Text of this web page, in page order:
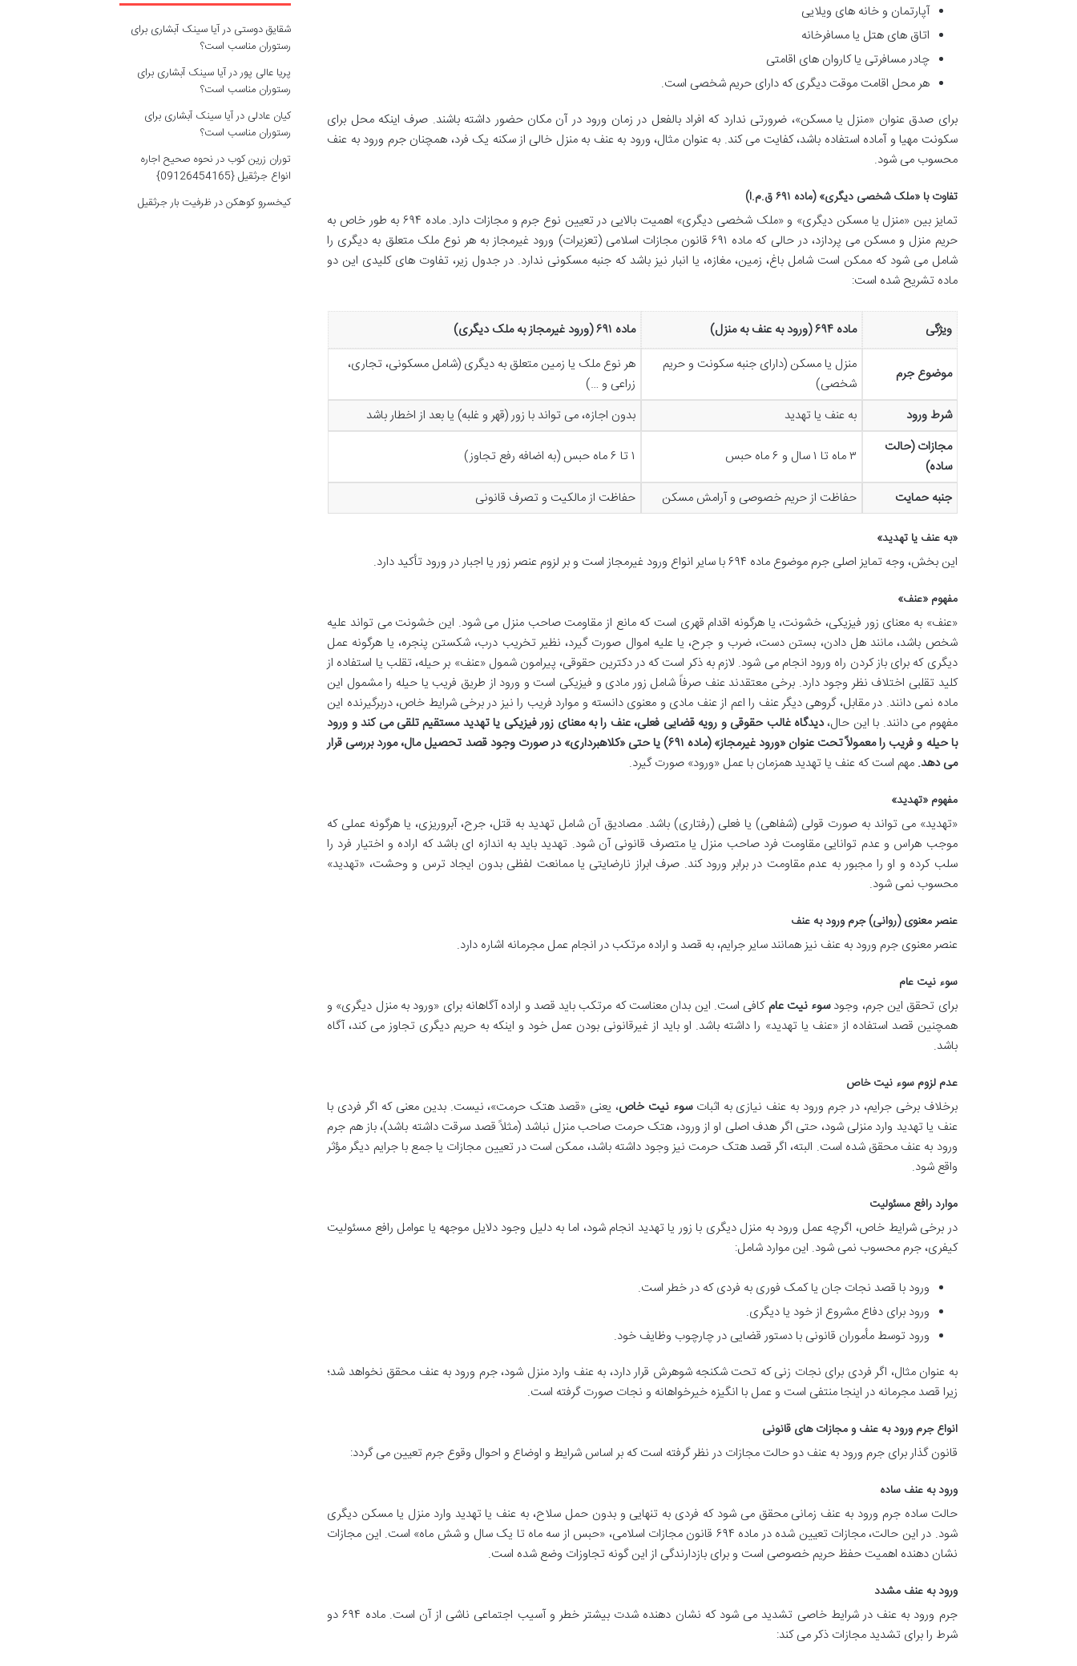
آپارتمان و خانه های ویلایی
اتاق های هتل یا مسافرخانه
چادر مسافرتی یا کاروان های اقامتی
هر محل اقامت موقت دیگری که دارای حریم شخصی است.
برای صدق عنوان «منزل یا مسکن»، ضرورتی ندارد که افراد بالفعل در زمان ورود در آن مکان حضور داشته باشند. صرف اینکه محل برای
سکونت مهیا و آماده استفاده باشد، کفایت می کند. به عنوان مثال، ورود به عنف به منزل خالی از سکنه یک فرد، همچنان جرم ورود به عنف
محسوب می شود.
تفاوت با «ملک شخصی دیگری» (ماده ۶۹۱ ق.م.ا)
تمایز بین «منزل یا مسکن دیگری» و «ملک شخصی دیگری» اهمیت بالایی در تعیین نوع جرم و مجازات دارد. ماده ۶۹۴ به طور خاص به
حریم منزل و مسکن می پردازد، در حالی که ماده ۶۹۱ قانون مجازات اسلامی (تعزیرات) ورود غیرمجاز به هر نوع ملک متعلق به دیگری را
شامل می شود که ممکن است شامل باغ، زمین، مغازه، یا انبار نیز باشد که جنبه مسکونی ندارد. در جدول زیر، تفاوت های کلیدی این دو
ماده تشریح شده است:
ویژگی ماده ۶۹۴ (ورود به عنف به منزل) ماده ۶۹۱ (ورود غیرمجاز به ملک دیگری)
موضوع جرم
منزل یا مسکن (دارای جنبه سکونت و حریم
شخصی)
هر نوع ملک یا زمین متعلق به دیگری (شامل مسکونی، تجاری،
زراعی و …)
شرط ورود
به عنف یا تهدید
بدون اجازه، می تواند با زور (قهر و غلبه) یا بعد از اخطار باشد
مجازات (حالت
ساده)
۳ ماه تا ۱ سال و ۶ ماه حبس ۱ تا ۶ ماه حبس (به اضافه رفع تجاوز)
جنبه حمایت حفاظت از حریم خصوصی و آرامش مسکن حفاظت از مالکیت و تصرف قانونی
«به عنف یا تهدید»
این بخش، وجه تمایز اصلی جرم موضوع ماده ۶۹۴ با سایر انواع ورود غیرمجاز است و بر لزوم عنصر زور یا اجبار در ورود تأکید دارد.
مفهوم «عنف»
«عنف» به معنای زور فیزیکی، خشونت، یا هرگونه اقدام قهری است که مانع از مقاومت صاحب منزل می شود. این خشونت می تواند علیه
شخص باشد، مانند هل دادن، بستن دست، ضرب و جرح، یا علیه اموال صورت گیرد، نظیر تخریب درب، شکستن پنجره، یا هرگونه عمل
دیگری که برای باز کردن راه ورود انجام می شود. لازم به ذکر است که در دکترین حقوقی، پیرامون شمول «عنف» بر حیله، تقلب یا استفاده از
کلید تقلبی اختلاف نظر وجود دارد. برخی معتقدند عنف صرفاً شامل زور مادی و فیزیکی است و ورود از طریق فریب یا حیله را مشمول این
ماده نمی دانند. در مقابل، گروهی دیگر عنف را اعم از عنف مادی و معنوی دانسته و موارد فریب را نیز در برخی شرایط خاص، دربرگیرنده این
مفهوم می دانند. با این حال،دیدگاه غالب حقوقی و رویه قضایی فعلی، عنف را به معنای زور فیزیکی یا تهدید مستقیم تلقی می کند و ورود
با حیله و فریب را معمولاً تحت عنوان «ورود غیرمجاز» (ماده ۶۹۱) یا حتی «کلاهبرداری» در صورت وجود قصد تحصیل مال، مورد بررسی قرار
می دهد. مهم است که عنف یا تهدید همزمان با عمل «ورود» صورت گیرد.
مفهوم «تهدید»
«تهدید» می تواند به صورت قولی (شفاهی) یا فعلی (رفتاری) باشد. مصادیق آن شامل تهدید به قتل، جرح، آبروریزی، یا هرگونه عملی که
موجب هراس و عدم توانایی مقاومت فرد صاحب منزل یا متصرف قانونی آن شود. تهدید باید به اندازه ای باشد که اراده و اختیار فرد را
سلب کرده و او را مجبور به عدم مقاومت در برابر ورود کند. صرف ابراز نارضایتی یا ممانعت لفظی بدون ایجاد ترس و وحشت، «تهدید»
محسوب نمی شود.
عنصر معنوی (روانی) جرم ورود به عنف
عنصر معنوی جرم ورود به عنف نیز همانند سایر جرایم، به قصد و اراده مرتکب در انجام عمل مجرمانه اشاره دارد.
سوء نیت عام
برای تحقق این جرم، وجودسوء نیت عام کافی است. این بدان معناست که مرتکب باید قصد و اراده آگاهانه برای «ورود به منزل دیگری» و
همچنین قصد استفاده از «عنف یا تهدید» را داشته باشد. او باید از غیرقانونی بودن عمل خود و اینکه به حریم دیگری تجاوز می کند، آگاه
باشد.
عدم لزوم سوء نیت خاص
برخلاف برخی جرایم، در جرم ورود به عنف نیازی به اثباتسوء نیت خاص، یعنی «قصد هتک حرمت»، نیست. بدین معنی که اگر فردی با
عنف یا تهدید وارد منزلی شود، حتی اگر هدف اصلی او از ورود، هتک حرمت صاحب منزل نباشد (مثلاً قصد سرقت داشته باشد)، باز هم جرم
ورود به عنف محقق شده است. البته، اگر قصد هتک حرمت نیز وجود داشته باشد، ممکن است در تعیین مجازات یا جمع با جرایم دیگر مؤثر
واقع شود.
موارد رافع مسئولیت
در برخی شرایط خاص، اگرچه عمل ورود به منزل دیگری با زور یا تهدید انجام شود، اما به دلیل وجود دلایل موجهه یا عوامل رافع مسئولیت
کیفری، جرم محسوب نمی شود. این موارد شامل:
ورود با قصد نجات جان یا کمک فوری به فردی که در خطر است.
ورود برای دفاع مشروع از خود یا دیگری.
ورود توسط مأموران قانونی با دستور قضایی در چارچوب وظایف خود.
به عنوان مثال، اگر فردی برای نجات زنی که تحت شکنجه شوهرش قرار دارد، به عنف وارد منزل شود، جرم ورود به عنف محقق نخواهد شد؛
زیرا قصد مجرمانه در اینجا منتفی است و عمل با انگیزه خیرخواهانه و نجات صورت گرفته است.
انواع جرم ورود به عنف و مجازات های قانونی
قانون گذار برای جرم ورود به عنف دو حالت مجازات در نظر گرفته است که بر اساس شرایط و اوضاع و احوال وقوع جرم تعیین می گردد:
ورود به عنف ساده
حالت ساده جرم ورود به عنف زمانی محقق می شود که فردی به تنهایی و بدون حمل سلاح، به عنف یا تهدید وارد منزل یا مسکن دیگری
شود. در این حالت، مجازات تعیین شده در ماده ۶۹۴ قانون مجازات اسلامی، «حبس از سه ماه تا یک سال و شش ماه» است. این مجازات
نشان دهنده اهمیت حفظ حریم خصوصی است و برای بازدارندگی از این گونه تجاوزات وضع شده است.
ورود به عنف مشدد
جرم ورود به عنف در شرایط خاصی تشدید می شود که نشان دهنده شدت بیشتر خطر و آسیب اجتماعی ناشی از آن است. ماده ۶۹۴ دو
شرط را برای تشدید مجازات ذکر می کند:
شقایق دوستی درآیا سینک آبشاری برای
رستوران مناسب است؟
پریا عالی پوردرآیا سینک آبشاری برای
رستوران مناسب است؟
کیان عادلی درآیا سینک آبشاری برای
رستوران مناسب است؟
توران زرین کوب درنحوه صحیح اجاره
انواع جرثقیل {09126454165}
کیخسرو کوهکندرظرفیت بار جرثقیل